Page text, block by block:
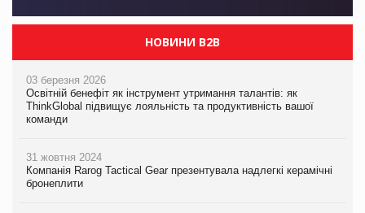
НОВИНИ B2B
03 березня 2026
Освітній бенефіт як інструмент утримання талантів: як
ThinkGlobal підвищує лояльність та продуктивність вашої
команди
31 жовтня 2024
Компанія Rarog Tactical Gear презентувала надлегкі керамічні
бронеплити